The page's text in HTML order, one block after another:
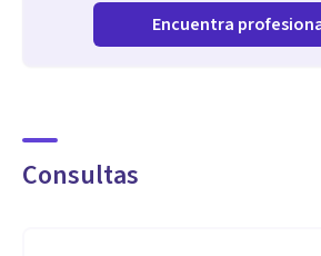
Encuentra
Consultas